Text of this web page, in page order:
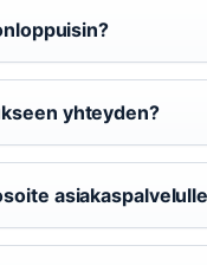
yhteyden?